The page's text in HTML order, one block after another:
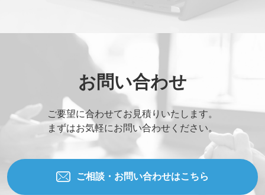
お問い合わせ
ご要望に合わせてお見積りいたします。
まずはお気軽にお問い合わせください。
ご相談・お問い合わせはこちら